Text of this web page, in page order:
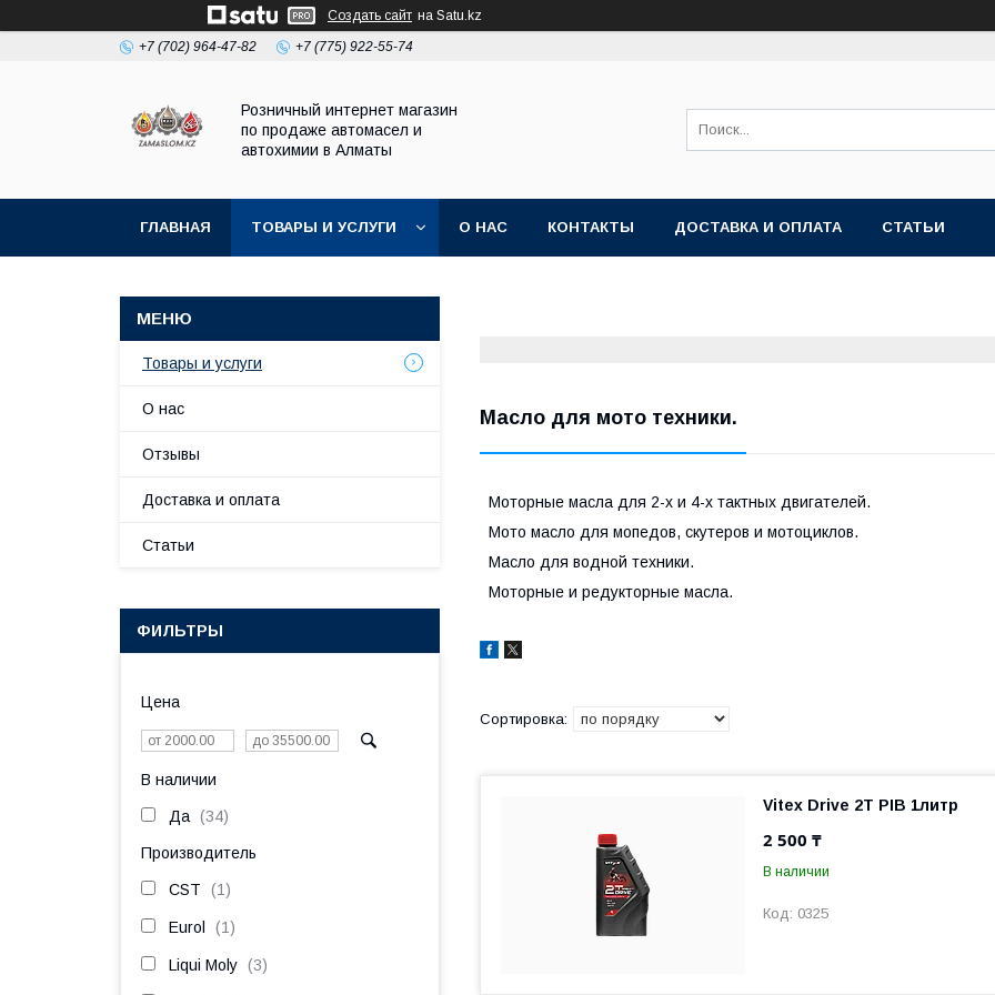
Создать сайт на Satu.kz
+7 (702) 964-47-82 +7 (775) 922-55-74
Розничный интернет магазин
по продаже автомасел и
автохимии в Алматы
ГЛАВНАЯ ТОВАРЫ И УСЛУГИ О НАС КОНТАКТЫ ДОСТАВКА И ОПЛАТА СТАТЬИ
Масло для мото техники.
Моторные масла для 2-х и 4-х тактных двигателей.
Мото масло для мопедов, скутеров и мотоциклов.
Масло для водной техники.
Моторные и редукторные масла.
Vitex Drive 2T PIB 1литр
2 500 ₸
В наличии
0325
Товары и услуги
О нас
Отзывы
Доставка и оплата
Статьи
ФИЛЬТРЫ
Цена
В наличии
Да 34
Производитель
CST 1
Eurol 1
Liqui Moly 3